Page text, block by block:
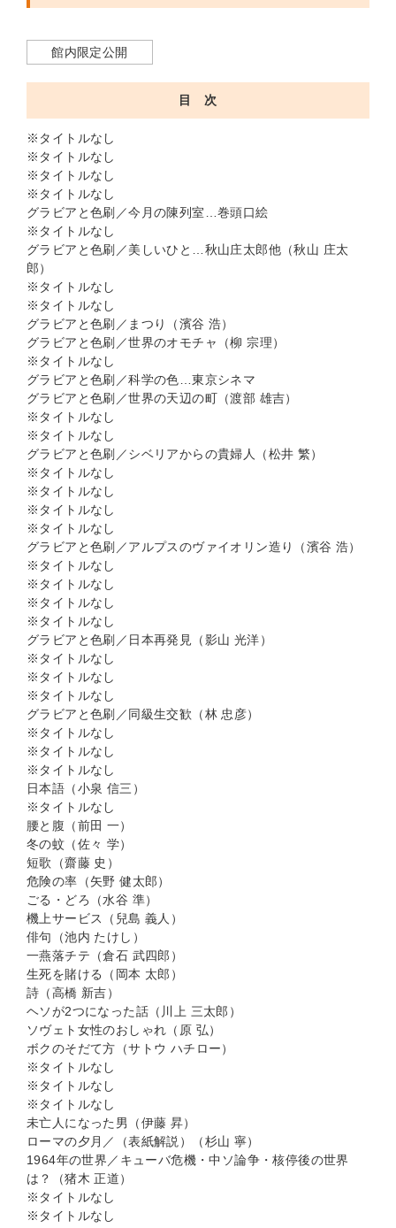
館内限定公開
目 次
※タイトルなし
※タイトルなし
※タイトルなし
※タイトルなし
グラビアと色刷／今月の陳列室…巻頭口絵
※タイトルなし
グラビアと色刷／美しいひと…秋山庄太郎他（秋山 庄太
郎）
※タイトルなし
※タイトルなし
グラビアと色刷／まつり（濱谷 浩）
グラビアと色刷／世界のオモチャ（柳 宗理）
※タイトルなし
グラビアと色刷／科学の色…東京シネマ
グラビアと色刷／世界の天辺の町（渡部 雄吉）
※タイトルなし
※タイトルなし
グラビアと色刷／シベリアからの貴婦人（松井 繁）
※タイトルなし
※タイトルなし
※タイトルなし
※タイトルなし
グラビアと色刷／アルプスのヴァイオリン造り（濱谷 浩）
※タイトルなし
※タイトルなし
※タイトルなし
※タイトルなし
グラビアと色刷／日本再発見（影山 光洋）
※タイトルなし
※タイトルなし
※タイトルなし
グラビアと色刷／同級生交歓（林 忠彦）
※タイトルなし
※タイトルなし
※タイトルなし
日本語（小泉 信三）
※タイトルなし
腰と腹（前田 一）
冬の蚊（佐々 学）
短歌（齋藤 史）
危険の率（矢野 健太郎）
ごる・どろ（水谷 準）
機上サービス（兒島 義人）
俳句（池内 たけし）
一燕落チテ（倉石 武四郎）
生死を賭ける（岡本 太郎）
詩（高橋 新吉）
ヘソが2つになった話（川上 三太郎）
ソヴェト女性のおしゃれ（原 弘）
ボクのそだて方（サトウ ハチロー）
※タイトルなし
※タイトルなし
※タイトルなし
未亡人になった男（伊藤 昇）
ローマの夕月／（表紙解説）（杉山 寧）
1964年の世界／キューバ危機・中ソ論争・核停後の世界
は？（猪木 正道）
※タイトルなし
※タイトルなし